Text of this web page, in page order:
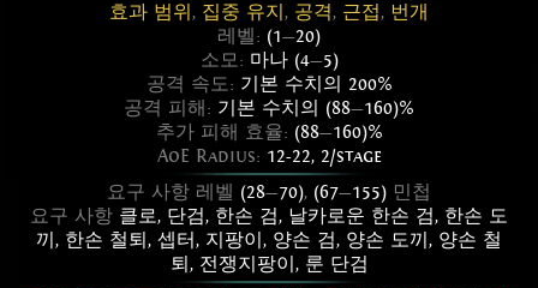
효과 범위 , 집중 유지 , 공격, 근접, 번개
레벨: (1—20)
소모: 마나 (4—5)
공격 속도: 기본 수치의 200%
공격 피해: 기본 수치의 (88—160)%
추가 피해 효율: (88—160)%
AoE Radius: 12-22, 2/stage
요구 사항 레벨 (28—70), (67—155) 민첩
요구 사항 클로, 단검, 한손 검, 날카로운 한손 검, 한손 도
끼 , 한손 철퇴 , 셉터, 지팡이 , 양손 검, 양손 도끼 , 양손 철
퇴 , 전쟁지팡이 , 룬 단검